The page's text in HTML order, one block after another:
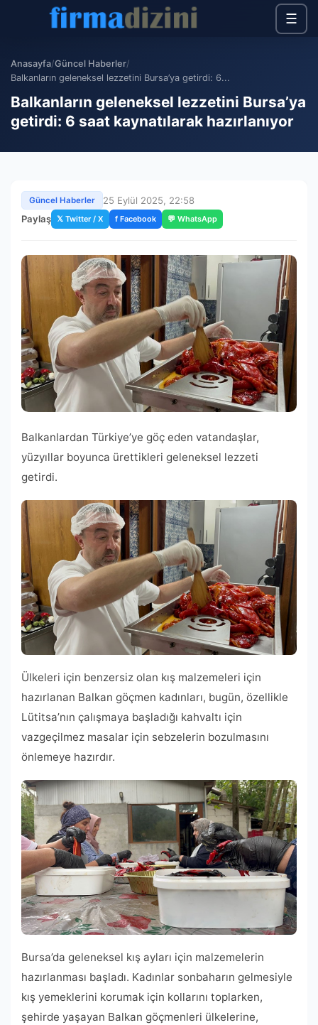
☰
Anasayfa/Güncel Haberler/
Balkanların geleneksel lezzetini Bursa’ya getirdi: 6...
Balkanların geleneksel lezzetini Bursa’ya
getirdi: 6 saat kaynatılarak hazırlanıyor
Güncel Haberler
25 Eylül 2025, 22:58
Paylaş 𝕏 Twitter / X f Facebook 💬 WhatsApp
Balkanlardan Türkiye’ye göç eden vatandaşlar,
yüzyıllar boyunca ürettikleri geleneksel lezzeti
getirdi.
Ülkeleri için benzersiz olan kış malzemeleri için
hazırlanan Balkan göçmen kadınları, bugün, özellikle
Lütitsa’nın çalışmaya başladığı kahvaltı için
vazgeçilmez masalar için sebzelerin bozulmasını
önlemeye hazırdır.
Bursa’da geleneksel kış ayları için malzemelerin
hazırlanması başladı. Kadınlar sonbaharın gelmesiyle
kış yemeklerini korumak için kollarını toplarken,
şehirde yaşayan Balkan göçmenleri ülkelerine,